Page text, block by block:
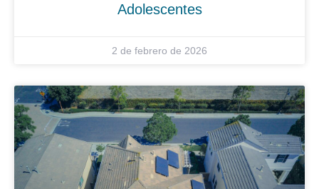
Adolescentes
2 de febrero de 2026